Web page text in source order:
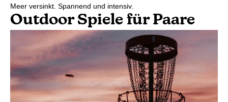
Meer versinkt. Spannend und intensiv.
Outdoor Spiele für Paare